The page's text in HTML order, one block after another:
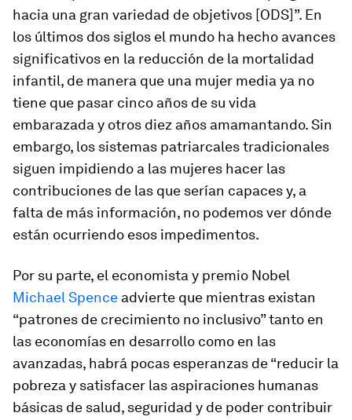
hacia una gran variedad de objetivos [ODS]”. En
los últimos dos siglos el mundo ha hecho avances
significativos en la reducción de la mortalidad
infantil, de manera que una mujer media ya no
tiene que pasar cinco años de su vida
embarazada y otros diez años amamantando. Sin
embargo, los sistemas patriarcales tradicionales
siguen impidiendo a las mujeres hacer las
contribuciones de las que serían capaces y, a
falta de más información, no podemos ver dónde
están ocurriendo esos impedimentos.
Por su parte, el economista y premio Nobel
Michael Spence advierte que mientras existan
“patrones de crecimiento no inclusivo” tanto en
las economías en desarrollo como en las
avanzadas, habrá pocas esperanzas de “reducir la
pobreza y satisfacer las aspiraciones humanas
básicas de salud, seguridad y de poder contribuir